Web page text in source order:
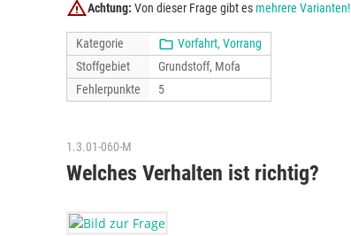
Achtung: Von dieser Frage gibt esmehrere Varianten!
Kategorie
Vorfahrt, Vorrang
Stoffgebiet
Grundstoff, Mofa
Fehlerpunkte
5
1.3.01-060-M
Welches Verhalten ist richtig?